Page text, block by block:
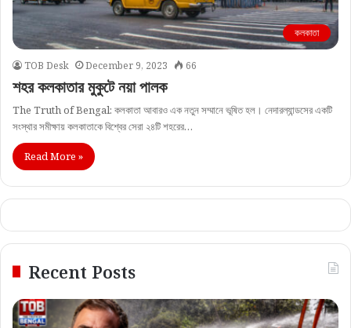
কলকাতা
TOB Desk December 9, 2023 66
শহর কলকাতার মুকুটে নয়া পালক
The Truth of Bengal: কলকাতা আবারও এক নতুন সম্মানে ভূষিত হল। নেদারল্যান্ডসের একটি
সংস্থার সমীক্ষায় কলকাতাকে বিশ্বের সেরা ২৪টি শহরের…
Read More »
Recent Posts